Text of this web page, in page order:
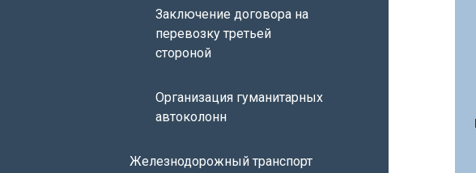
Заключение договора на
перевозку третьей
стороной
Организация гуманитарных
автоколонн
Железнодорожный транспорт